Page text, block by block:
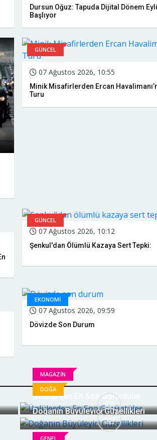
Dursun Oğuz: Tapuda Dijital Dönem
Başlıyor
GÜNCEL
07 Ağustos 2026, 10:55
Minik Misafirlerden Ercan
Turu
GÜNCEL
07 Ağustos 2026, 10:12
Şenkul'dan Ölümlü Kazaya Sert Tepki:
EKONOMİ
07 Ağustos 2026, 09:59
Dövizde Son Durum
MAGAZIN
Ünlülerden En Son Görüntüler
DOĞA
Doğanın Büyüleyici Güzellikleri
GENEL